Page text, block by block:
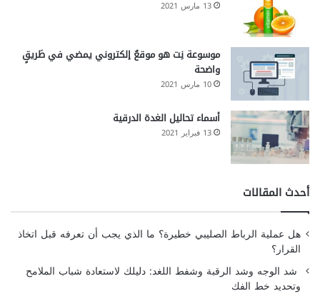
13 مارس 2021
موسوعة نِت هو موقعٌ إلكتروني يمضي في طَريقٍ
واضحة
10 مارس 2021
أسماء تحاليل الغدة الدرقية
13 فبراير 2021
أحدث المقالات
هل عملية الرباط الصليبي خطيرة؟ ما الذي يجب أن تعرفه قبل اتخاذ
القرار؟
شد الوجه وشد الرقبة وشفط اللغد: دليلك لاستعادة شباب الملامح
وتحديد خط الفك